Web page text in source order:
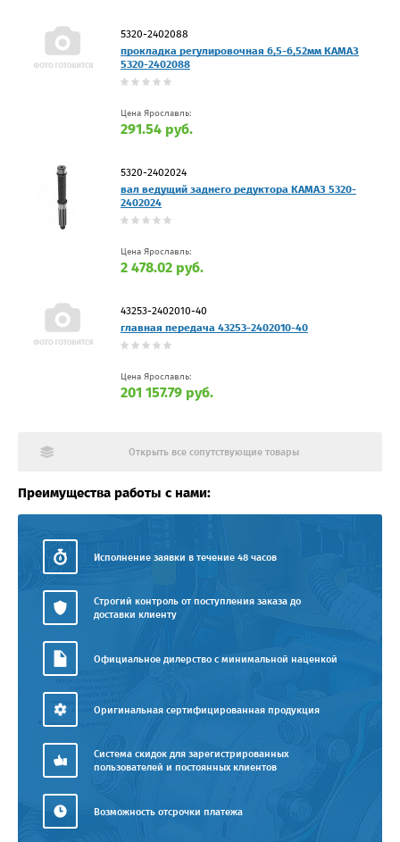
5320-2402088
прокладка регулировочная 6,5-6,52мм КАМАЗ
5320-2402088
Цена Ярославль:
291.54 руб.
5320-2402024
вал ведущий заднего редуктора КАМАЗ 5320-
2402024
Цена Ярославль:
2 478.02 руб.
43253-2402010-40
главная передача 43253-2402010-40
Цена Ярославль:
201 157.79 руб.
Открыть все сопутствующие товары
Преимущества работы с нами:
Исполнение заявки в течение 48 часов
Строгий контроль от поступления заказа до
доставки клиенту
Официальное дилерство с минимальной наценкой
Оригинальная сертифицированная продукция
Система скидок для зарегистрированных
пользователей и постоянных клиентов
Возможность отсрочки платежа